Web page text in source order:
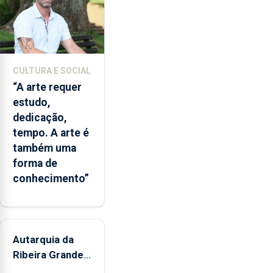
CULTURA E SOCIAL
“A arte requer
estudo,
dedicação,
tempo. A arte é
também uma
forma de
conhecimento”
Autarquia da
Ribeira Grande